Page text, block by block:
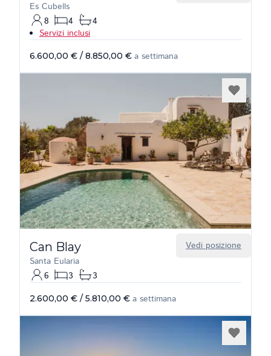
Es Cubells
8
4
4
Servizi inclusi
6.600,00 € / 8.850,00 € a settimana
Vedi posizione
Can Blay
Santa Eularia
6
3 3
2.600,00 € / 5.810,00 € a settimana